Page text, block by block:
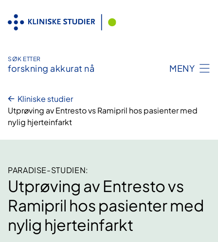
innhold
SØK ETTER
forskning akkurat nå MENY
Kliniske studier
Utprøving av Entresto vs Ramipril hos pasienter med
nylig hjerteinfarkt
PARADISE-STUDIEN:
Utprøving av Entresto vs
Ramipril hos pasienter med
nylig hjerteinfarkt